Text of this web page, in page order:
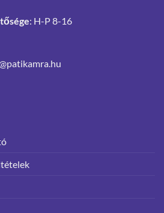
: H-P 8-16